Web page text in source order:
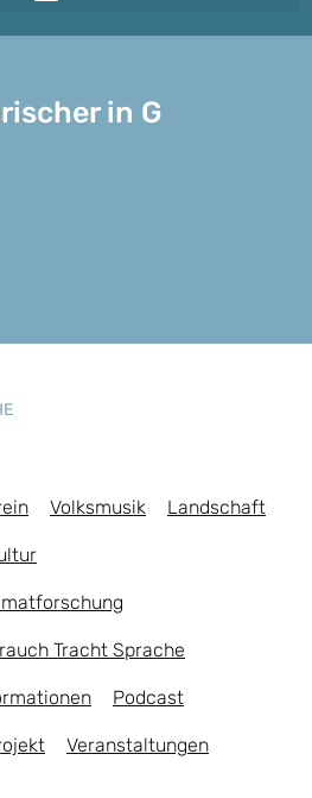
in G
Volksmusik Landschaft
Tracht Sprache
Podcast
Veranstaltungen